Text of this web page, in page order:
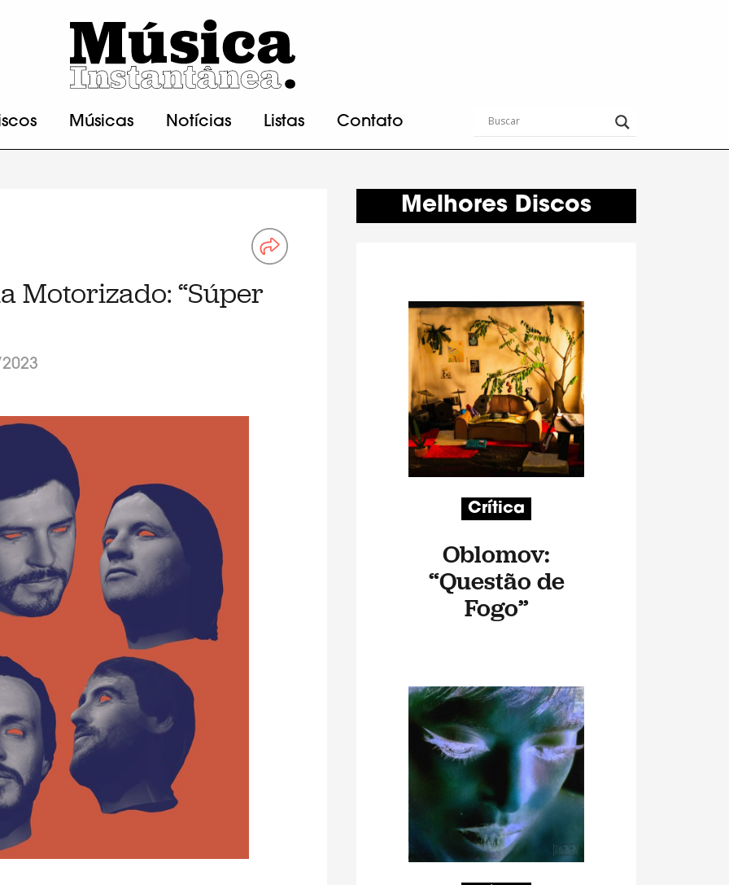
Músicas Notícias Listas Contato
Motorizado: “Súper
Melhores Discos
Crítica
Oblomov:
“Questão de
Fogo”